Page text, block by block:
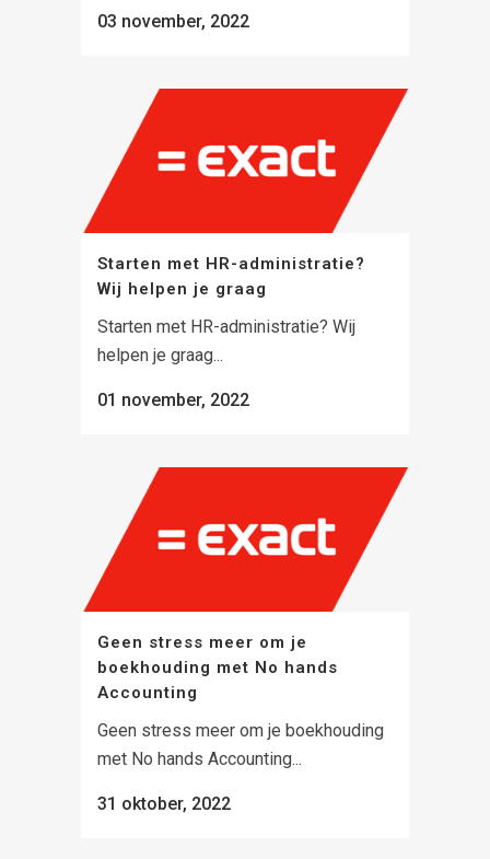
03 november, 2022
Starten met HR-administratie?
Wij helpen je graag
Starten met HR-administratie? Wij
helpen je graag...
01 november, 2022
Geen stress meer om je
boekhouding met No hands
Accounting
Geen stress meer om je boekhouding
met No hands Accounting...
31 oktober, 2022